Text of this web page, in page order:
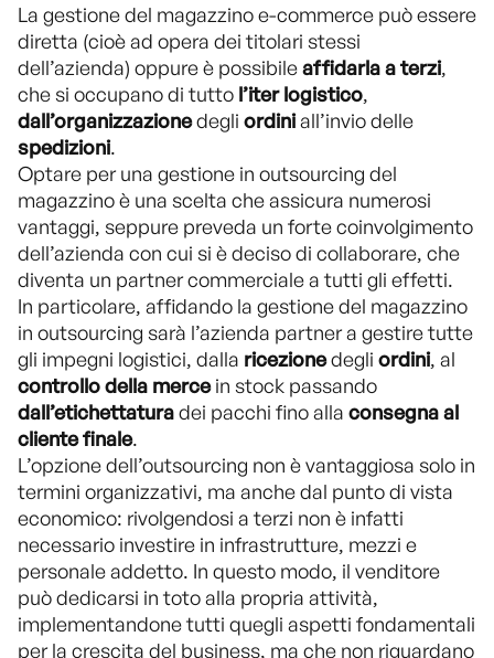
La gestione del magazzino e-commerce può essere
diretta (cioè ad opera dei titolari stessi
dell’azienda) oppure è possibileaffidarla a terzi,
che si occupano di tutto l’iter logistico,
dall’organizzazionedegli ordiniall’invio delle
spedizioni.
Optare per una gestione in outsourcing del
magazzino è una scelta che assicura numerosi
vantaggi, seppure preveda un forte coinvolgimento
dell’azienda con cui si è deciso di collaborare, che
diventa un partner commerciale a tutti gli effetti.
In particolare, affidando la gestione del magazzino
in outsourcing sarà l’azienda partner a gestire tutte
gli impegni logistici, dalla ricezionedegli ordini, al
controllodella mercein stock passando
dall’etichettaturadei pacchi fino alla consegna al
cliente finale.
L’opzione dell’outsourcing non è vantaggiosa solo in
termini organizzativi, ma anche dal punto di vista
economico: rivolgendosi a terzi non è infatti
necessario investire in infrastrutture, mezzi e
personale addetto. In questo modo, il venditore
può dedicarsi in toto alla propria attività,
implementandone tutti quegli aspetti fondamentali
per la crescita del business, ma che non riguardano